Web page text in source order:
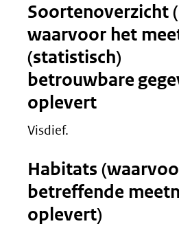
Soortenoverzicht
waarvoor het
(statistisch)
betrouwbare
oplevert
Visdief.
Habitats
betreffende
oplevert)